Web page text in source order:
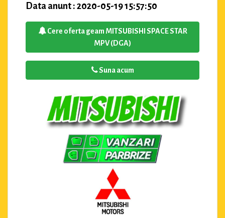
Data anunt : 2020-05-19 15:57:50
Cere oferta geam MITSUBISHI SPACE STAR
MPV (DGA)
Suna acum